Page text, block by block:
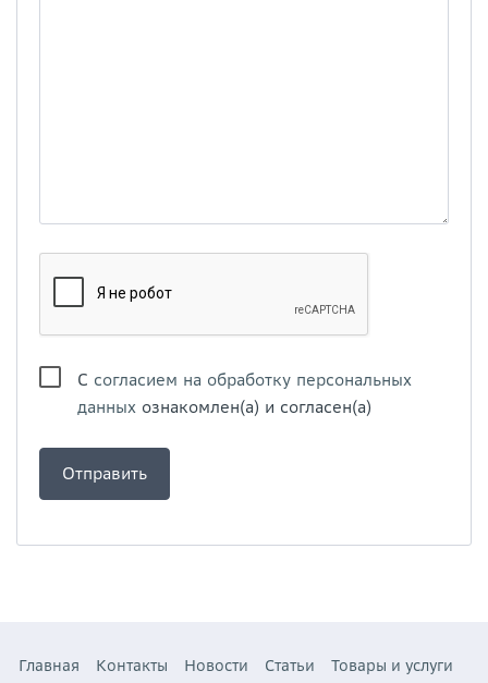
С согласием на обработку персональных
данных ознакомлен(а) и согласен(а)
Главная Контакты Новости Статьи Товары и услуги